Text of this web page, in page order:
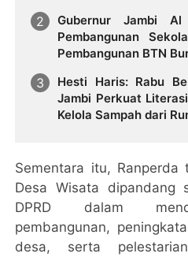
Gubernur Jambi
Pembangunan
Pembangunan BTN
Hesti Haris: Rabu
Jambi Perkuat
Kelola Sampah dari
Sementara itu, Ranperda
Desa Wisata dipandang
DPRD dalam
pembangunan,
desa, serta